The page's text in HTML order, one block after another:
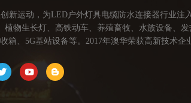
新运动，为LED户外灯具电缆防水连接器行业注
物生长灯、高铁动车、养殖畜牧、水族设备、
、5G基站设备等。2017年澳华荣获高新技术企
的线缆连接器解决方案，为客户创造价值。 我
术水平...